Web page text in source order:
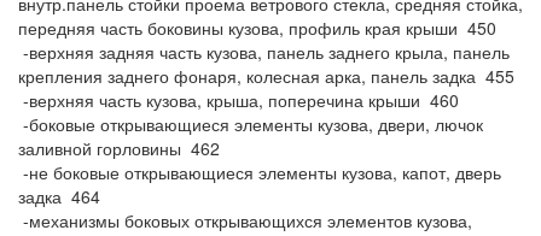
передняя часть боковины кузова, профиль края крыши 450
-верхняя задняя часть кузова, панель заднего крыла, панель
крепления заднего фонаря, колесная арка, панель задка 455
-верхняя часть кузова, крыша, поперечина крыши 460
-боковые открывающиеся элементы кузова, двери, лючок
заливной горловины 462
-не боковые открывающиеся элементы кузова, капот, дверь
задка 464
-механизмы боковых открывающихся элементов кузова,